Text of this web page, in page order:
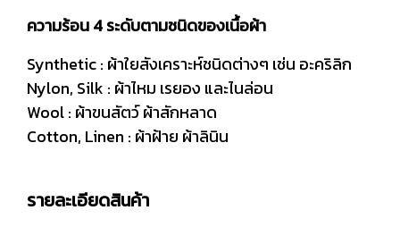
ความร้อน 4 ระดับตามชนิดของเนื้อผ้า
Synthetic : ผ้าใยสังเคราะห์ชนิดต่างๆ เช่น อะคริลิก
Nylon, Silk : ผ้าไหม เรยอง และไนล่อน
Wool : ผ้าขนสัตว์ ผ้าสักหลาด
Cotton, Linen : ผ้าฝ้าย ผ้าลินิน
รายละเอียดสินค้า